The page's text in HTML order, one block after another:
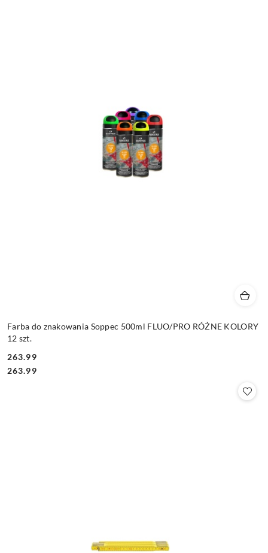
Farba do znakowania Soppec 500ml FLUO/PRO RÓŻNE KOLORY
12 szt.
Cena:
263.99
Cena:
263.99